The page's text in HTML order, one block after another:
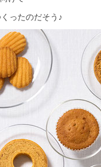
ったのだそう♪